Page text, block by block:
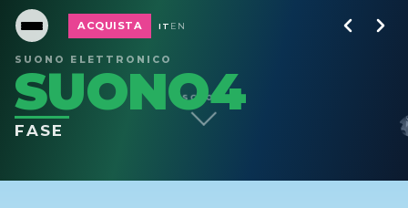
ACQUISTA IT EN
SUONO ELETTRONICO
SUONO4
FASE
SCROLL